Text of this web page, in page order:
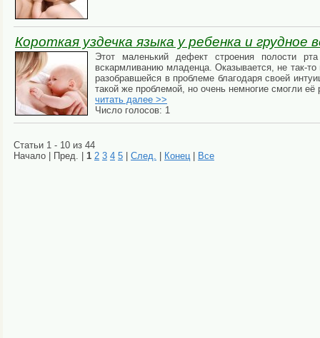
Короткая уздечка языка у ребенка и грудное
Этот маленький дефект строения полости
вскармливанию младенца. Оказывается, не так-
разобравшейся в проблеме благодаря своей
такой же проблемой, но очень немногие смогли её
читать далее >>
Число голосов: 1
Статьи 1 - 10 из 44
Начало | Пред. | 1 2 3 4 5 След. Конец Все